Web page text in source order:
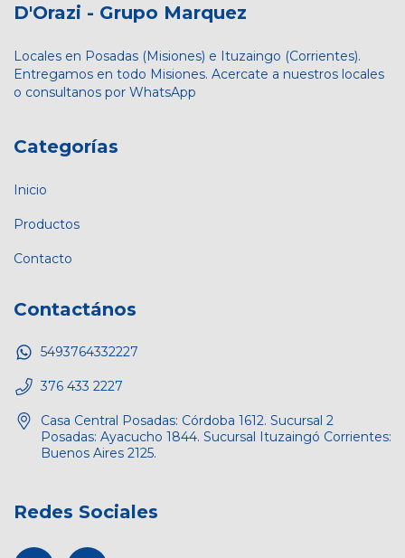
D'Orazi - Grupo Marquez
Locales en Posadas (Misiones) e Ituzaingo (Corrientes).
Entregamos en todo Misiones. Acercate a nuestros locales
o consultanos por WhatsApp
Categorías
Inicio
Productos
Contacto
Contactános
5493764332227
376 433 2227
Casa Central Posadas: Córdoba 1612. Sucursal 2
Posadas: Ayacucho 1844. Sucursal Ituzaingó Corrientes:
Buenos Aires 2125.
Redes Sociales